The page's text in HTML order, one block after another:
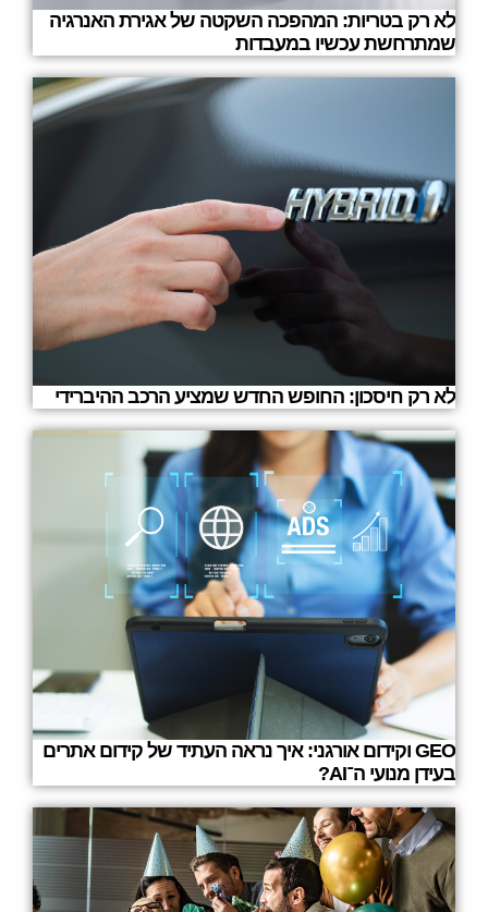
לא רק בטריות: המהפכה השקטה של אגירת האנרגיה
שמתרחשת עכשיו במעבדות
לא רק חיסכון: החופש החדש שמציע הרכב ההיברידי
GEO וקידום אורגני: איך נראה העתיד של קידום אתרים
בעידן מנועי ה־AI?